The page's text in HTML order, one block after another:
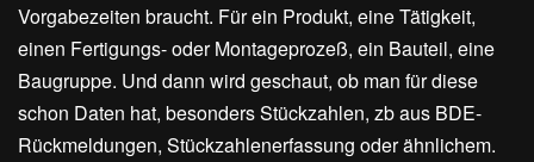
Vorgabezeiten braucht. Für ein Produkt, eine Tätigkeit,
einen Fertigungs- oder Montageprozeß, ein Bauteil, eine
Baugruppe. Und dann wird geschaut, ob man für diese
schon Daten hat, besonders Stückzahlen, zb aus BDE-
Rückmeldungen, Stückzahlenerfassung oder ähnlichem.